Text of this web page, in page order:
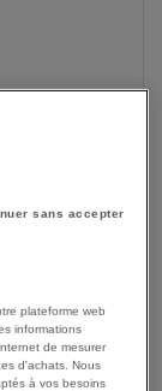
enduction
sans accepter
plateforme web
informations
de mesurer
d'achats. Nous
à vos besoins